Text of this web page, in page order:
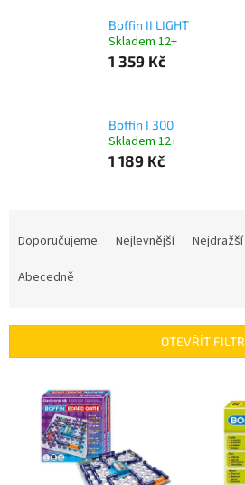
Boffin II LIGHT
Skladem 12+
1 359 Kč
Boffin I 300
Skladem 12+
1 189 Kč
r
Doporučujeme Nejlevnější Nejdražší
Abecedně
OTEVŘÍT FILTR